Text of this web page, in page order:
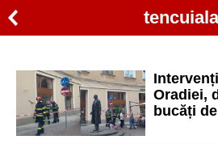
tencuiala
Oradiei,
bucăți